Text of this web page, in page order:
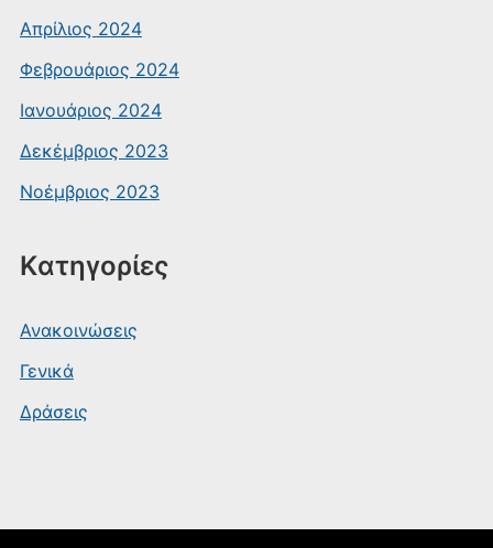
Απρίλιος 2024
Φεβρουάριος 2024
Ιανουάριος 2024
Δεκέμβριος 2023
Νοέμβριος 2023
Kατηγορίες
Ανακοινώσεις
Γενικά
Δράσεις